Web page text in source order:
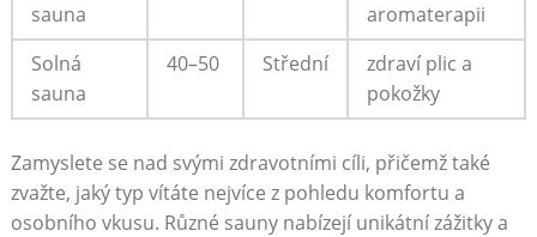
sauna
aromaterapii
Solná
sauna
40–50 Střední
zdraví plic a
pokožky
Zamyslete se nad svými zdravotními cíli, přičemž také
zvažte, jaký typ vítáte nejvíce z pohledu komfortu a
osobního vkusu. Různé sauny nabízejí unikátní zážitky a